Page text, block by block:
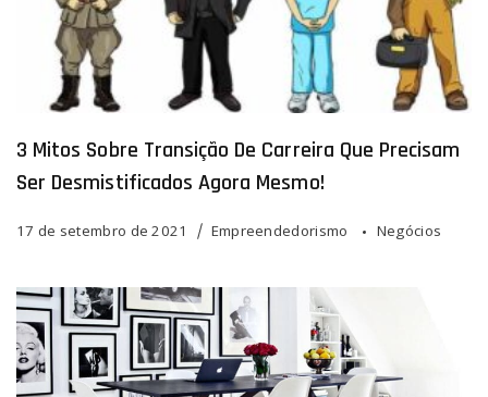
3 Mitos Sobre Transição De Carreira Que Precisam
Ser Desmistificados Agora Mesmo!
17 de setembro de 2021 Empreendedorismo Negócios